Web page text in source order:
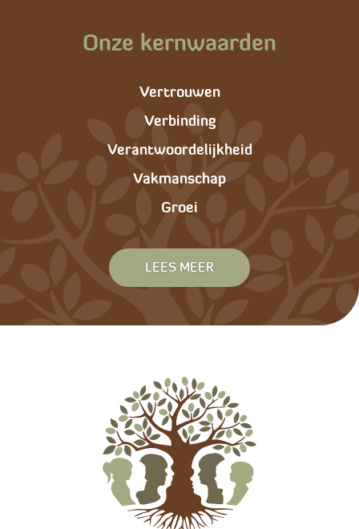
Onze kernwaarden
Vertrouwen
Verbinding
Verantwoordelijkheid
Vakmanschap
Groei
LEES MEER